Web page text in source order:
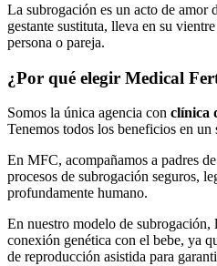
La subrogación es un acto de amor
gestante sustituta, lleva en su
persona o pareja.
¿Por qué elegir Medical
Somos la única agencia con clínica
Tenemos todos los beneficios en un
En MFC, acompañamos a padres
procesos de subrogación seguros,
profundamente humano.
En nuestro modelo de subrogación,
conexión genética con el bebe, ya
de reproducción asistida para